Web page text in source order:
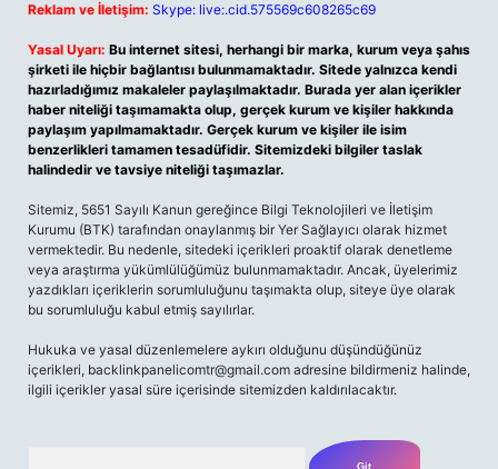
Reklam ve İletişim: Skype: live:.cid.575569c608265c69
Yasal Uyarı: Bu internet sitesi, herhangi bir marka, kurum veya şahıs
şirketi ile hiçbir bağlantısı bulunmamaktadır. Sitede yalnızca kendi
hazırladığımız makaleler paylaşılmaktadır. Burada yer alan içerikler
haber niteliği taşımamakta olup, gerçek kurum ve kişiler hakkında
paylaşım yapılmamaktadır. Gerçek kurum ve kişiler ile isim
benzerlikleri tamamen tesadüfidir. Sitemizdeki bilgiler taslak
halindedir ve tavsiye niteliği taşımazlar.
Sitemiz, 5651 Sayılı Kanun gereğince Bilgi Teknolojileri ve İletişim
Kurumu (BTK) tarafından onaylanmış bir Yer Sağlayıcı olarak hizmet
vermektedir. Bu nedenle, sitedeki içerikleri proaktif olarak denetleme
veya araştırma yükümlülüğümüz bulunmamaktadır. Ancak, üyelerimiz
yazdıkları içeriklerin sorumluluğunu taşımakta olup, siteye üye olarak
bu sorumluluğu kabul etmiş sayılırlar.
Hukuka ve yasal düzenlemelere aykırı olduğunu düşündüğünüz
içerikleri, backlinkpanelicomtr@gmail.com adresine bildirmeniz halinde,
ilgili içerikler yasal süre içerisinde sitemizden kaldırılacaktır.